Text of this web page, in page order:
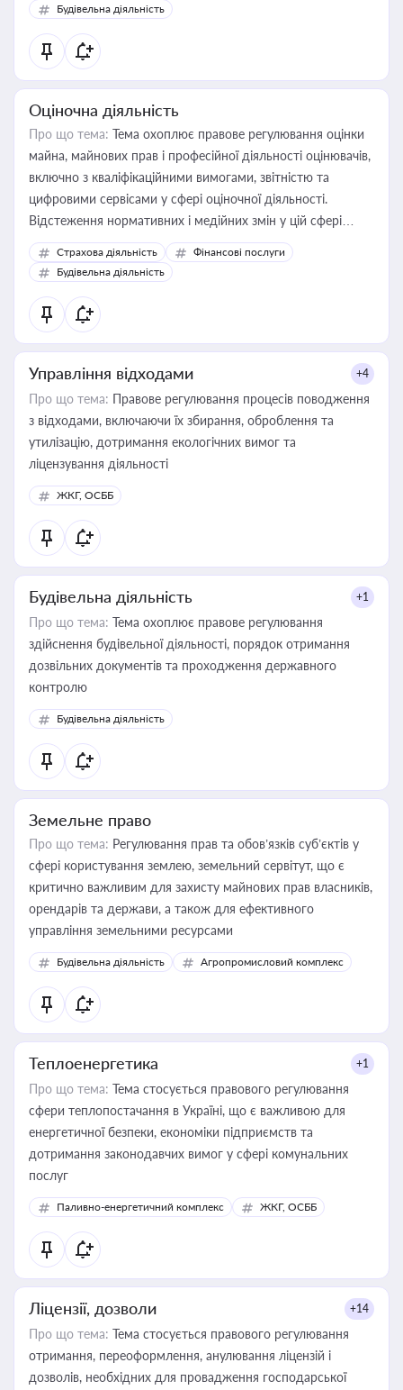
Будівельна діяльність
Оціночна діяльність
Про що тема: Тема охоплює правове регулювання оцінки
майна, майнових прав і професійної діяльності оцінювачів,
включно з кваліфікаційними вимогами, звітністю та
цифровими сервісами у сфері оціночної діяльності.
Відстеження нормативних і медійних змін у цій сфері
корисне для власника бізнесу, керівника, юриста або
бухгалтера під час оподаткування, приватизації, оренди
державного майна, корпоративних угод і перевірки
статусу суб'єктів оціночної діяльності
Страхова діяльність
Фінансові послуги
Будівельна діяльність
Управління відходами +4
Про що тема: Правове регулювання процесів поводження
з відходами, включаючи їх збирання, оброблення та
утилізацію, дотримання екологічних вимог та
ліцензування діяльності
ЖКГ, ОСББ
Будівельна діяльність +1
Про що тема: Тема охоплює правове регулювання
здійснення будівельної діяльності, порядок отримання
дозвільних документів та проходження державного
контролю
Будівельна діяльність
Земельне право
Про що тема: Регулювання прав та обов’язків суб’єктів у
сфері користування землею, земельний сервітут, що є
критично важливим для захисту майнових прав власників,
орендарів та держави, а також для ефективного
управління земельними ресурсами
Будівельна діяльність Агропромисловий комплекс
Теплоенергетика +1
Про що тема: Тема стосується правового регулювання
сфери теплопостачання в Україні, що є важливою для
енергетичної безпеки, економіки підприємств та
дотримання законодавчих вимог у сфері комунальних
послуг
Паливно-енергетичний комплекс ЖКГ, ОСББ
Ліцензії, дозволи +14
Про що тема: Тема стосується правового регулювання
отримання, переоформлення, анулювання ліцензій і
дозволів, необхідних для провадження господарської